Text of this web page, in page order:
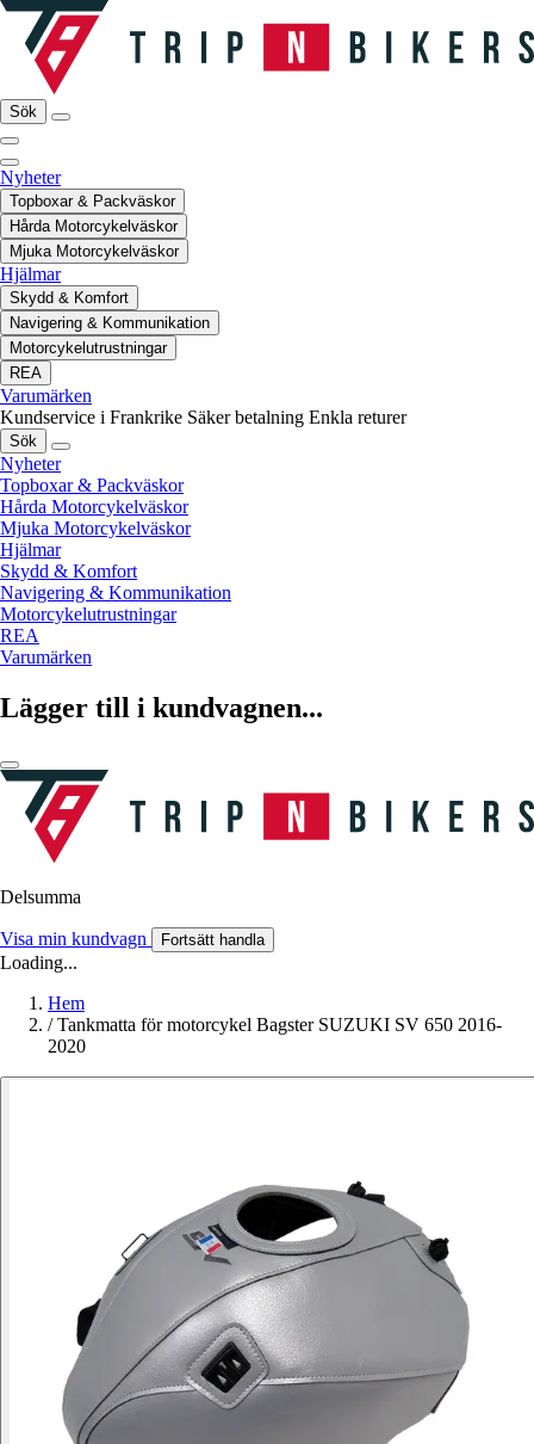
Sök
Nyheter
Topboxar & Packväskor
Hårda Motorcykelväskor
Mjuka Motorcykelväskor
Hjälmar
Skydd & Komfort
Navigering & Kommunikation
Motorcykelutrustningar
REA
Varumärken
Kundservice i Frankrike Säker betalning Enkla returer
Sök
Nyheter
Topboxar & Packväskor
Hårda Motorcykelväskor
Mjuka Motorcykelväskor
Hjälmar
Skydd & Komfort
Navigering & Kommunikation
Motorcykelutrustningar
REA
Varumärken
Lägger till i kundvagnen...
Delsumma
Visa min kundvagn Fortsätt handla
Loading...
Hem
/ Tankmatta för motorcykel Bagster SUZUKI SV 650 2016-
2020